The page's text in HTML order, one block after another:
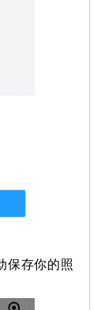
保存你的照